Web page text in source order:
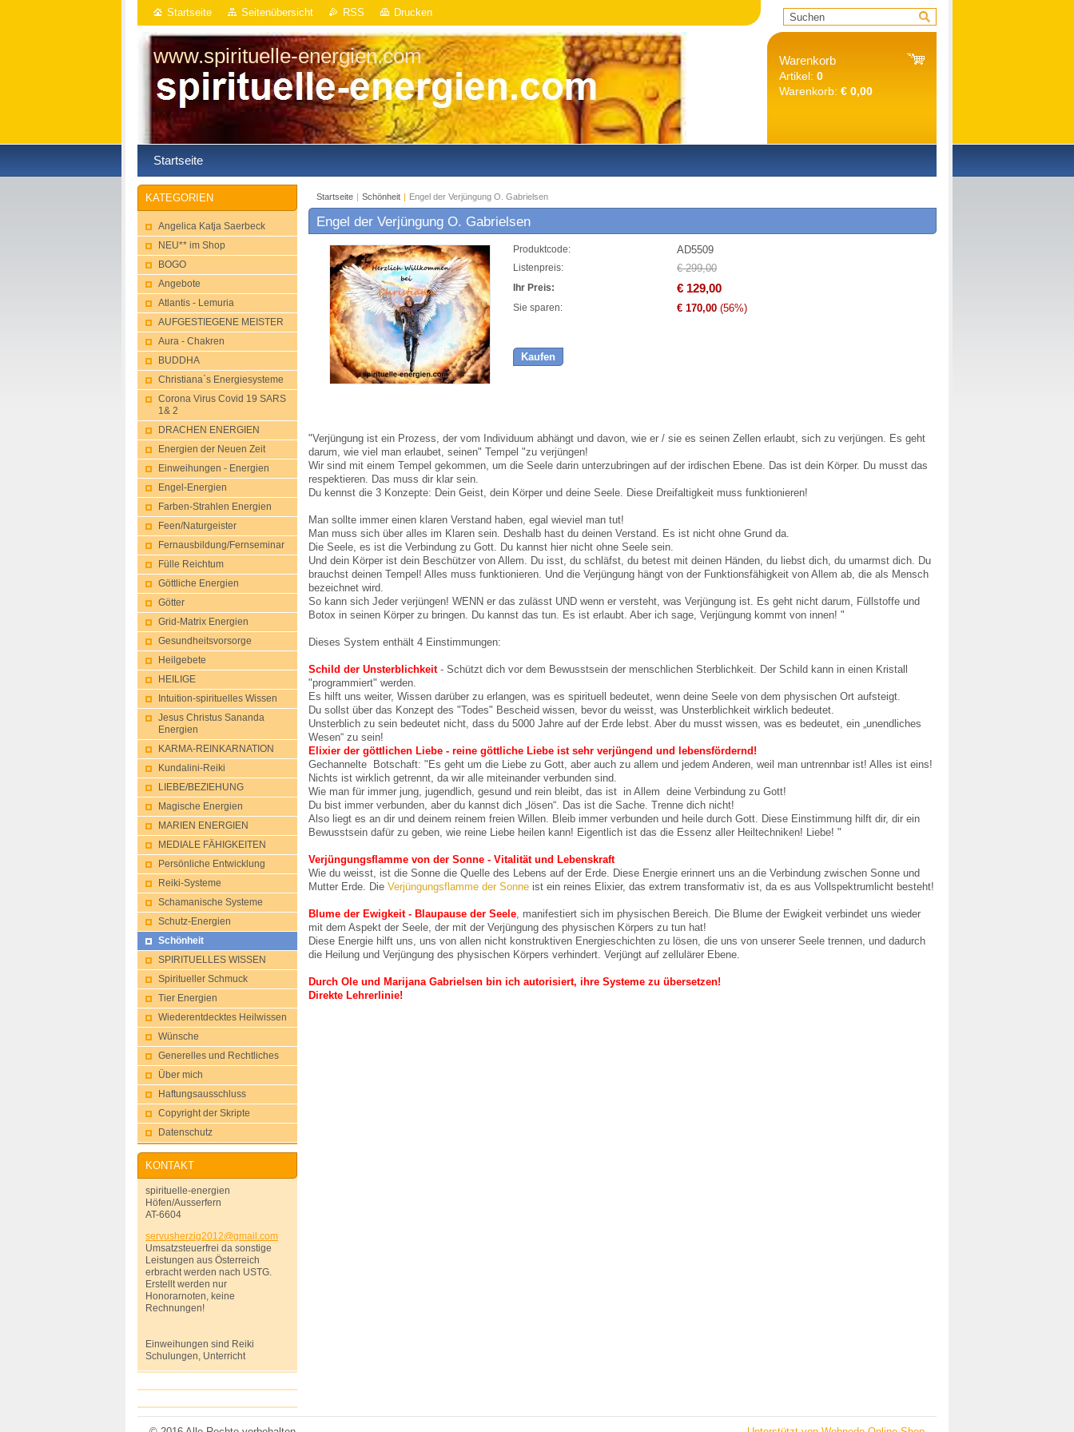
Startseite Seitenübersicht RSS Drucken
www.spirituelle-energien.com Warenkorb
Artikel: 0
Warenkorb: € 0,00
Startseite
Startseite | Schönheit | Engel der Verjüngung O. Gabrielsen
Engel der Verjüngung O. Gabrielsen
Produktcode: AD5509
Listenpreis: € 299,00
Ihr Preis: € 129,00
Sie sparen: € 170,00 (56%)
Kaufen
"Verjüngung ist ein Prozess, der vom Individuum abhängt und davon, wie er / sie es seinen Zellen erlaubt, sich zu verjüngen. Es geht
darum, wie viel man erlaubet, seinen" Tempel "zu verjüngen!
Wir sind mit einem Tempel gekommen, um die Seele darin unterzubringen auf der irdischen Ebene. Das ist dein Körper. Du musst das
respektieren. Das muss dir klar sein.
Du kennst die 3 Konzepte: Dein Geist, dein Körper und deine Seele. Diese Dreifaltigkeit muss funktionieren!
Man sollte immer einen klaren Verstand haben, egal wieviel man tut!
Man muss sich über alles im Klaren sein. Deshalb hast du deinen Verstand. Es ist nicht ohne Grund da.
Die Seele, es ist die Verbindung zu Gott. Du kannst hier nicht ohne Seele sein.
Und dein Körper ist dein Beschützer von Allem. Du isst, du schläfst, du betest mit deinen Händen, du liebst dich, du umarmst dich. Du
brauchst deinen Tempel! Alles muss funktionieren. Und die Verjüngung hängt von der Funktionsfähigkeit von Allem ab, die als Mensch
bezeichnet wird.
So kann sich Jeder verjüngen! WENN er das zulässt UND wenn er versteht, was Verjüngung ist. Es geht nicht darum, Füllstoffe und
Botox in seinen Körper zu bringen. Du kannst das tun. Es ist erlaubt. Aber ich sage, Verjüngung kommt von innen! "
Dieses System enthält 4 Einstimmungen:
Schild der Unsterblichkeit - Schützt dich vor dem Bewusstsein der menschlichen Sterblichkeit. Der Schild kann in einen Kristall
"programmiert" werden.
Es hilft uns weiter, Wissen darüber zu erlangen, was es spirituell bedeutet, wenn deine Seele von dem physischen Ort aufsteigt.
Du sollst über das Konzept des "Todes" Bescheid wissen, bevor du weisst, was Unsterblichkeit wirklich bedeutet.
Unsterblich zu sein bedeutet nicht, dass du 5000 Jahre auf der Erde lebst. Aber du musst wissen, was es bedeutet, ein „unendliches
Wesen“ zu sein!
Elixier der göttlichen Liebe - reine göttliche Liebe ist sehr verjüngend und lebensfördernd!
Gechannelte Botschaft: "Es geht um die Liebe zu Gott, aber auch zu allem und jedem Anderen, weil man untrennbar ist! Alles ist eins!
Nichts ist wirklich getrennt, da wir alle miteinander verbunden sind.
Wie man für immer jung, jugendlich, gesund und rein bleibt, das ist in Allem deine Verbindung zu Gott!
Du bist immer verbunden, aber du kannst dich „lösen“. Das ist die Sache. Trenne dich nicht!
Also liegt es an dir und deinem reinem freien Willen. Bleib immer verbunden und heile durch Gott. Diese Einstimmung hilft dir, dir ein
Bewusstsein dafür zu geben, wie reine Liebe heilen kann! Eigentlich ist das die Essenz aller Heiltechniken! Liebe! "
Verjüngungsflamme von der Sonne - Vitalität und Lebenskraft
Wie du weisst, ist die Sonne die Quelle des Lebens auf der Erde. Diese Energie erinnert uns an die Verbindung zwischen Sonne und
Mutter Erde. Die Verjüngungsflamme der Sonne ist ein reines Elixier, das extrem transformativ ist, da es aus Vollspektrumlicht besteht!
Blume der Ewigkeit - Blaupause der Seele , manifestiert sich im physischen Bereich. Die Blume der Ewigkeit verbindet uns wieder
mit dem Aspekt der Seele, der mit der Verjüngung des physischen Körpers zu tun hat!
Diese Energie hilft uns, uns von allen nicht konstruktiven Energieschichten zu lösen, die uns von unserer Seele trennen, und dadurch
die Heilung und Verjüngung des physischen Körpers verhindert. Verjüngt auf zellulärer Ebene.
Durch Ole und Marijana Gabrielsen bin ich autorisiert, ihre Systeme zu übersetzen!
Direkte Lehrerlinie!
KATEGORIEN
Angelica Katja Saerbeck
NEU** im Shop
BOGO
Angebote
Atlantis - Lemuria
AUFGESTIEGENE MEISTER
Aura - Chakren
BUDDHA
Christiana`s Energiesysteme
Corona Virus Covid 19 SARS
1& 2
DRACHEN ENERGIEN
Energien der Neuen Zeit
Einweihungen - Energien
Engel-Energien
Farben-Strahlen Energien
Feen/Naturgeis​ter
Fernausbildung/Fernseminar
Fülle Reichtum
Göttliche Energien
Götter
Grid-Matrix Energien
Gesu​ndheitsvorsorg​e
Heilgebete
HEILIGE
Intuition-spir​ituelles Wissen
Jesus Christus Sananda
Energien
KARMA-REINKARNATION
Kundalini-Reik​i
LIEBE/BEZIEHUNG
Magische Energien
MARIEN ENERGIEN
MEDIALE FÄHIGKEITEN
Persönliche Entwicklung
Reiki-Systeme
Schamanische Systeme
Schutz-Energie​n
Schönheit
SPIRITUELLES WISSEN
Spiritueller Schmuck
Tier Energien
Wiederentdeckt​es Heilwissen
Wünsche
Generelles und Rechtliches
Über mich
Haftungsausschluss
Copyright der Skripte
Datenschutz
KONTAKT
spirituelle-energien
Höfen/Ausserfern
AT-6604
servusherzig2012@gmail.com
Umsatzsteuerfrei da sonstige
Leistungen aus Österreich
erbracht werden nach USTG.
Erstellt werden nur
Honorarnoten, keine
Rechnungen!
Einweihungen sind Reiki
Schulungen, Unterricht